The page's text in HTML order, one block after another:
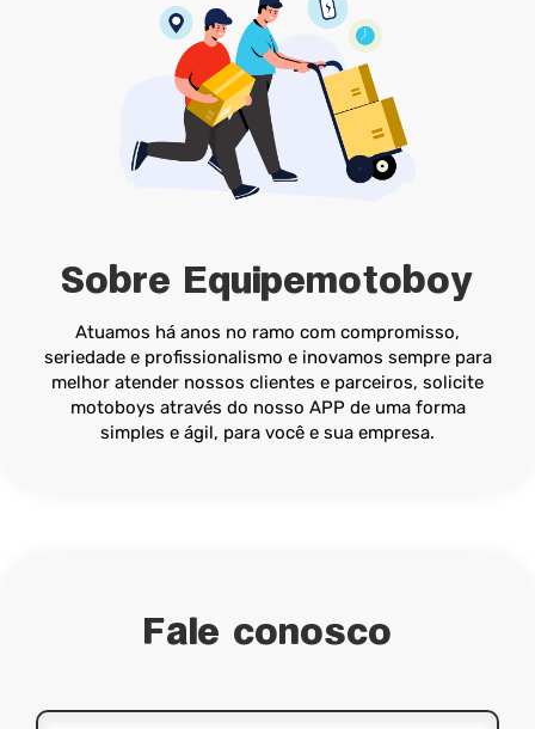
Sobre Equipemotoboy
Atuamos há anos no ramo com compromisso,
seriedade e profissionalismo e inovamos sempre para
melhor atender nossos clientes e parceiros, solicite
motoboys através do nosso APP de uma forma
simples e ágil, para você e sua empresa.
Fale conosco